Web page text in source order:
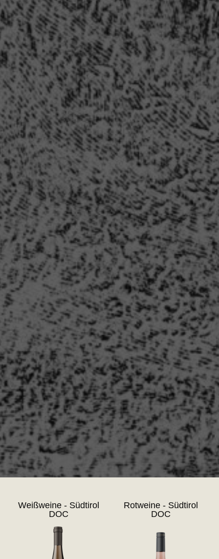
Weißweine - Südtirol
DOC
Rotweine - Südtirol
DOC